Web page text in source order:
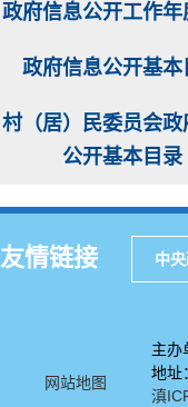
政府信息公开工作年
政府信息公开基本
村（居）民委员会政
公开基本目录
友情链接 中
网站地图
主办
地
滇